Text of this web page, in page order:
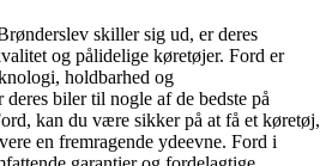
skiller sig ud, er deres
og pålidelige køretøjer. Ford er
holdbarhed og
biler til nogle af de bedste på
kan du være sikker på at få et køretøj,
en fremragende ydeevne. Ford i